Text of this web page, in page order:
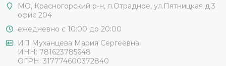
МО, Красногорский р-н, п.Отрадное, ул.Пятницкая д.3
офис 204
ежедневно с 10:00 до 20:00
ИП Муханцева Мария Сергеевна
ИНН: 781623785648
ОГРН: 317774600372840